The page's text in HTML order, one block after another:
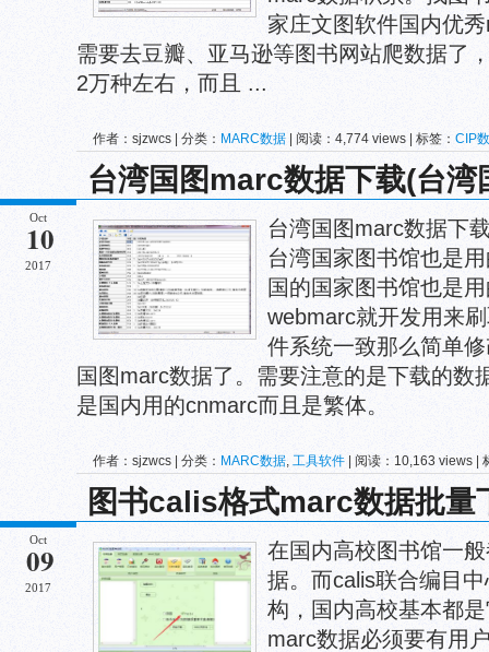
家庄文图软件国内优
需要去豆瓣、亚马逊等图书网站爬数据了
2万种左右，而且 ...
作者：sjzwcs | 分类： MARC数据 | 阅读：4,774 views | 标签： CIP
台湾国图marc数据下载(台
Oct
10
2017
台湾国图marc数据下
台湾国家图书馆也是
国的国家图书馆也是
webmarc就开发用来
件系统一致那么简单
国图marc数据了。需要注意的是下载的数
是国内用的cnmarc而且是繁体。
作者：sjzwcs | 分类： MARC数据, 工具软件 | 阅读：10,163 views |
marc数据
图书calis格式marc数据批量
Oct
09
2017
在国内高校图书馆一
据。而calis联合编目
构，国内高校基本都
marc数据必须要有用